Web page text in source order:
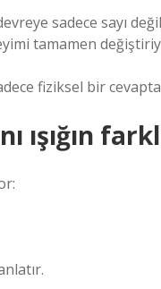
sadece sayı
tamamen
fiziksel bir
ışığın